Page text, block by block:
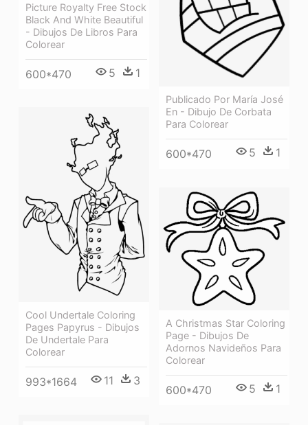
Publicado Por María José
En - Dibujo De Corbata
Para Colorear
600*470 5 1
Picture Royalty Free Stock
Black And White Beautiful
- Dibujos De Libros Para
Colorear
600*470 5 1
Cool Undertale Coloring
Pages Papyrus - Dibujos
De Undertale Para
Colorear
993*1664 11 3
A Christmas Star Coloring
Page - Dibujos De
Adornos Navideños Para
Colorear
600*470 5 1